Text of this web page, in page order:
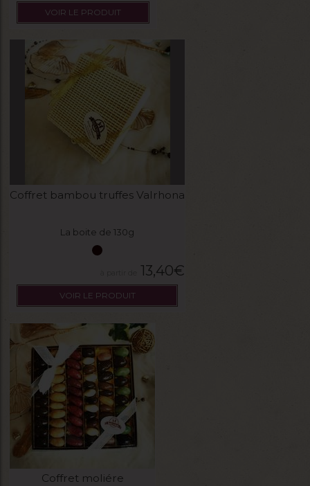
VOIR LE PRODUIT
Coffret bambou truffes Valrhona
La boite de 130g
13,40€
VOIR LE PRODUIT
Coffret moliére